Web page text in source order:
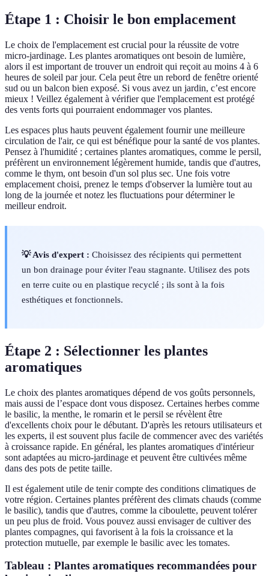
Étape 1 : Choisir le bon emplacement
Le choix de l'emplacement est crucial pour la réussite de votre
micro-jardinage. Les plantes aromatiques ont besoin de lumière,
alors il est important de trouver un endroit qui reçoit au moins 4 à 6
heures de soleil par jour. Cela peut être un rebord de fenêtre orienté
sud ou un balcon bien exposé. Si vous avez un jardin, c’est encore
mieux ! Veillez également à vérifier que l'emplacement est protégé
des vents forts qui pourraient endommager vos plantes.
Les espaces plus hauts peuvent également fournir une meilleure
circulation de l'air, ce qui est bénéfique pour la santé de vos plantes.
Pensez à l'humidité ; certaines plantes aromatiques, comme le persil,
préfèrent un environnement légèrement humide, tandis que d'autres,
comme le thym, ont besoin d'un sol plus sec. Une fois votre
emplacement choisi, prenez le temps d'observer la lumière tout au
long de la journée et notez les fluctuations pour déterminer le
meilleur endroit.
💡 Avis d'expert : Choisissez des récipients qui permettent
un bon drainage pour éviter l'eau stagnante. Utilisez des pots
en terre cuite ou en plastique recyclé ; ils sont à la fois
esthétiques et fonctionnels.
Étape 2 : Sélectionner les plantes
aromatiques
Le choix des plantes aromatiques dépend de vos goûts personnels,
mais aussi de l’espace dont vous disposez. Certaines herbes comme
le basilic, la menthe, le romarin et le persil se révèlent être
d'excellents choix pour le débutant. D'après les retours utilisateurs et
les experts, il est souvent plus facile de commencer avec des variétés
à croissance rapide. En général, les plantes aromatiques d'intérieur
sont adaptées au micro-jardinage et peuvent être cultivées même
dans des pots de petite taille.
Il est également utile de tenir compte des conditions climatiques de
votre région. Certaines plantes préfèrent des climats chauds (comme
le basilic), tandis que d'autres, comme la ciboulette, peuvent tolérer
un peu plus de froid. Vous pouvez aussi envisager de cultiver des
plantes compagnes, qui favorisent à la fois la croissance et la
protection mutuelle, par exemple le basilic avec les tomates.
Tableau : Plantes aromatiques recommandées pour